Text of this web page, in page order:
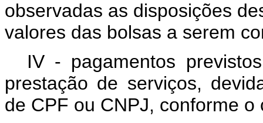
observadas as disposições
valores das bolsas a serem
IV - pagamentos
prestação de serviços,
de CPF ou CNPJ, conforme o